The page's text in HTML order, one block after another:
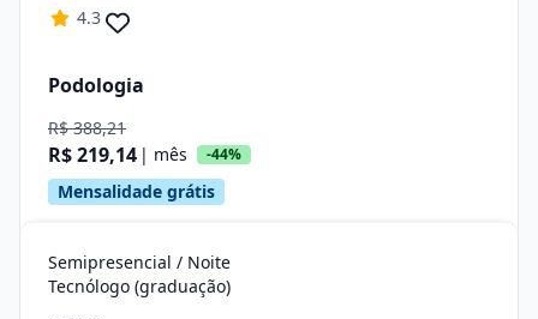
4.3
Podologia
R$ 388,21
R$ 219,14 | mês -44%
Mensalidade grátis
Semipresencial / Noite
Tecnólogo (graduação)